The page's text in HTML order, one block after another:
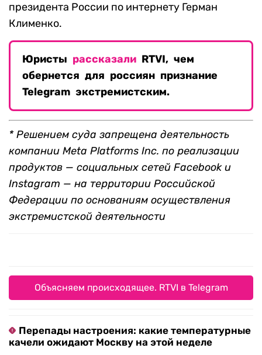
президента России по интернету Герман
Клименко.
Юристы рассказали RTVI, чем
обернется для россиян признание
Telegram экстремистским.
* Решением суда запрещена деятельность
компании Meta Platforms Inc. по реализации
продуктов — социальных сетей Facebook и
Instagram — на территории Российской
Федерации по основаниям осуществления
экстремистской деятельности
Объясняем происходящее. RTVI в Telegram
Перепады настроения: какие температурные
качели ожидают Москву на этой неделе